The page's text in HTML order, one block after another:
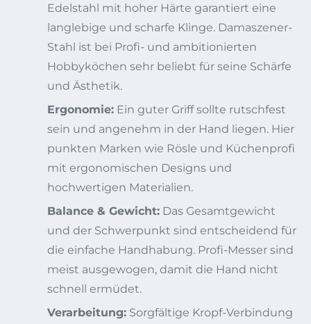
Edelstahl mit hoher Härte garantiert eine
langlebige und scharfe Klinge. Damaszener-
Stahl ist bei Profi- und ambitionierten
Hobbyköchen sehr beliebt für seine Schärfe
und Ästhetik.
Ergonomie: Ein guter Griff sollte rutschfest
sein und angenehm in der Hand liegen. Hier
punkten Marken wie Rösle und Küchenprofi
mit ergonomischen Designs und
hochwertigen Materialien.
Balance & Gewicht: Das Gesamtgewicht
und der Schwerpunkt sind entscheidend für
die einfache Handhabung. Profi-Messer sind
meist ausgewogen, damit die Hand nicht
schnell ermüdet.
Verarbeitung: Sorgfältige Kropf-Verbindung